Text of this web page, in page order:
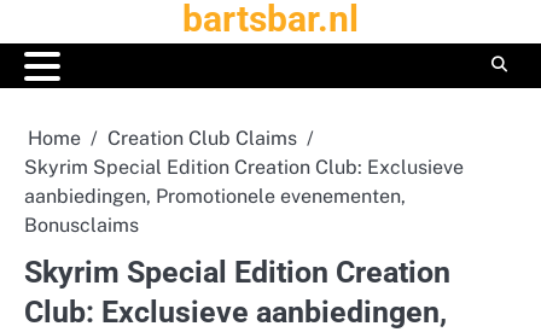
to
content
bartsbar.nl
Home
Creation Club Claims
Skyrim Special Edition Creation Club: Exclusieve
aanbiedingen, Promotionele evenementen,
Bonusclaims
Skyrim Special Edition Creation
Club: Exclusieve aanbiedingen,